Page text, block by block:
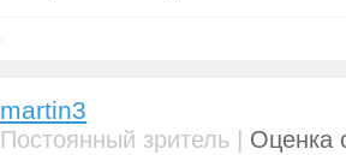
martin3
Постоянный зритель | Оценка